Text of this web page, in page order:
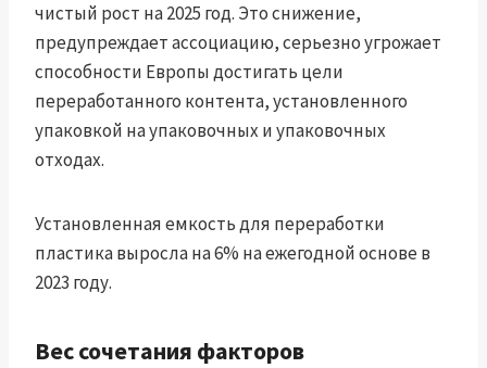
чистый рост на 2025 год. Это снижение,
предупреждает ассоциацию, серьезно угрожает
способности Европы достигать цели
переработанного контента, установленного
упаковкой на упаковочных и упаковочных
отходах.
Установленная емкость для переработки
пластика выросла на 6% на ежегодной основе в
2023 году.
Вес сочетания факторов